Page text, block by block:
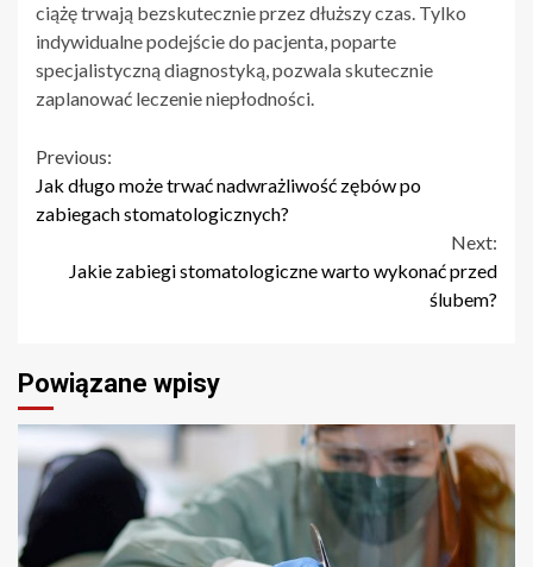
ciążę trwają bezskutecznie przez dłuższy czas. Tylko
indywidualne podejście do pacjenta, poparte
specjalistyczną diagnostyką, pozwala skutecznie
zaplanować leczenie niepłodności.
Continue
Reading
Previous:
Jak długo może trwać nadwrażliwość zębów po
zabiegach stomatologicznych?
Next:
Jakie zabiegi stomatologiczne warto wykonać przed
ślubem?
Powiązane wpisy